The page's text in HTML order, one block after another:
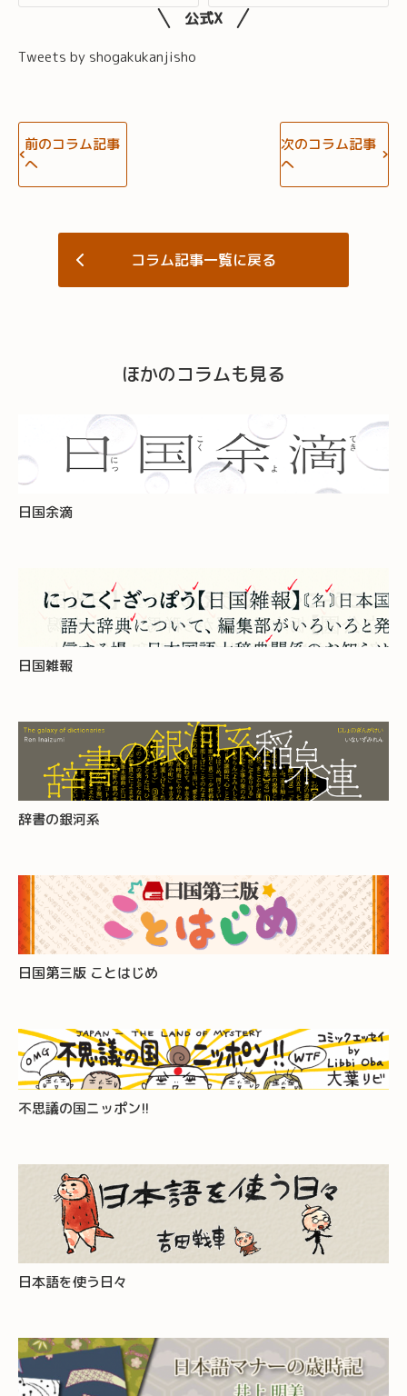
公式X
Tweets by shogakukanjisho
前のコラム記事
へ
次のコラム記事
へ
コラム記事一覧に戻る
ほかのコラムも見る
日国余滴
日国雑報
辞書の銀河系
日国第三版 ことはじめ
不思議の国ニッポン!!
日本語を使う日々